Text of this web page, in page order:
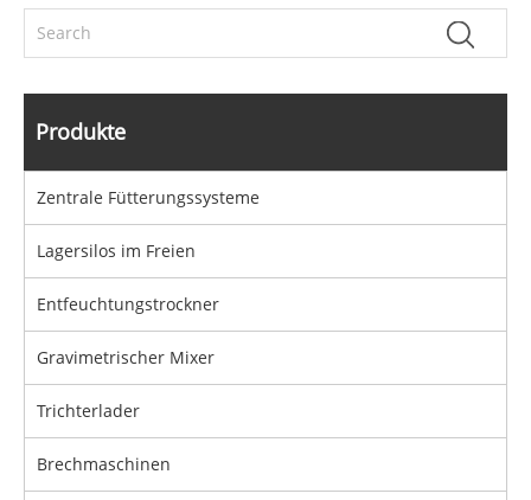
Produkte
Zentrale Fütterungssysteme
Lagersilos im Freien
Entfeuchtungstrockner
Gravimetrischer Mixer
Trichterlader
Brechmaschinen